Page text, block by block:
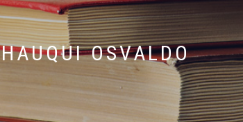
OSVALDO